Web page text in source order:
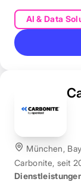
AI & Data
München,
Carbonite, seit